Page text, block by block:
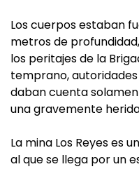
Los cuerpos estaban
metros de
los peritajes de la
temprano,
daban cuenta
una gravemente
La mina Los Reyes es
al que se llega por un